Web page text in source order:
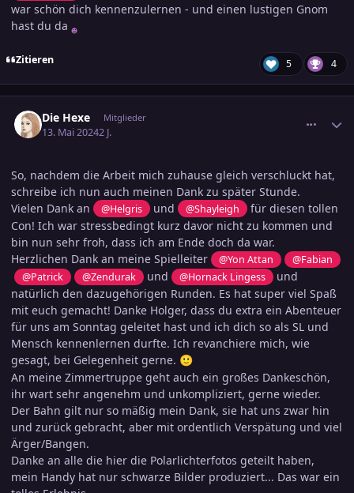
war schön dich kennenzulernen - und einen lustigen Gnom
hast du da
Zitieren 5 4
Die Hexe Mitglieder
13. Mai 20242 J.
So, nachdem die Arbeit mich zuhause gleich verschluckt hat,
schreibe ich nun auch meinen Dank zu später Stunde.
Vielen Dank an
@Helgris und @Shayleigh
für diesen tollen
Con! Ich war stressbedingt kurz davor nicht zu kommen und
bin nun sehr froh, dass ich am Ende doch da war.
Herzlichen Dank an meine Spielleiter
@Yon Attan
@Fabian
@Patrick
@Zendurak und @Hornack Lingess
und
natürlich den dazugehörigen Runden. Es hat super viel Spaß
mit euch gemacht! Danke Holger, dass du extra ein Abenteuer
für uns am Sonntag geleitet hast und ich dich so als SL und
Mensch kennenlernen durfte. Ich revanchiere mich, wie
gesagt, bei Gelegenheit gerne. 🙂
An meine Zimmertruppe geht auch ein großes Dankeschön,
ihr wart sehr angenehm und unkompliziert, gerne wieder.
Der Bahn gilt nur so mäßig mein Dank, sie hat uns zwar hin
und zurück gebracht, aber mit ordentlich Verspätung und viel
Ärger/Bangen.
Danke an alle die hier die Polarlichterfotos geteilt haben,
mein Handy hat nur schwarze Bilder produziert... Das war ein